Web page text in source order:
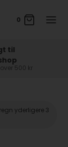
0
til
500 kr
yderligere 3